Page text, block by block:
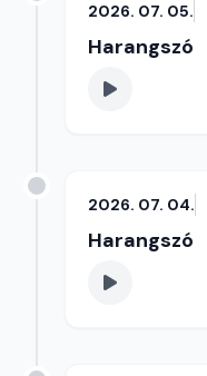
2026. 07. 05.
Harangszó
2026. 07. 04.
Harangszó